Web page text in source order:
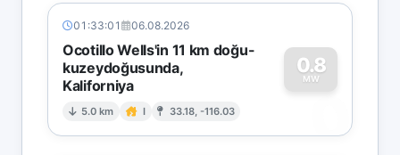
01:33:01 06.08.2026
Ocotillo Wells'in 11 km doğu-
kuzeydoğusunda,
Kaliforniya
5.0 km I 33.18, -116.03
0.8
MW
0